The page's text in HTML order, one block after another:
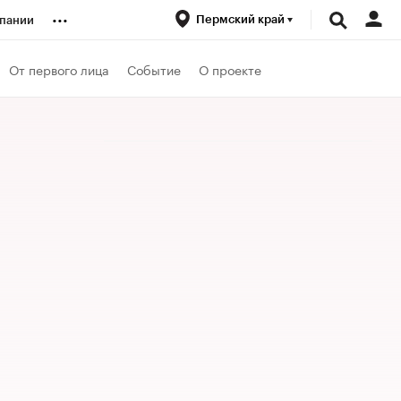
... Пермский край
От первого лица Событие О проекте